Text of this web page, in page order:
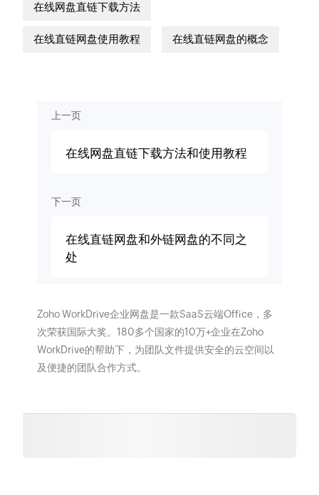
在线网盘直链下载方法
在线直链网盘使用教程 在线直链网盘的概念
上一页
在线网盘直链下载方法和使用教程
下一页
在线直链网盘和外链网盘的不同之
处
Zoho WorkDrive企业网盘是一款SaaS云端Office，多
次荣获国际大奖。180多个国家的10万+企业在Zoho
WorkDrive的帮助下，为团队文件提供安全的云空间以
及便捷的团队合作方式。